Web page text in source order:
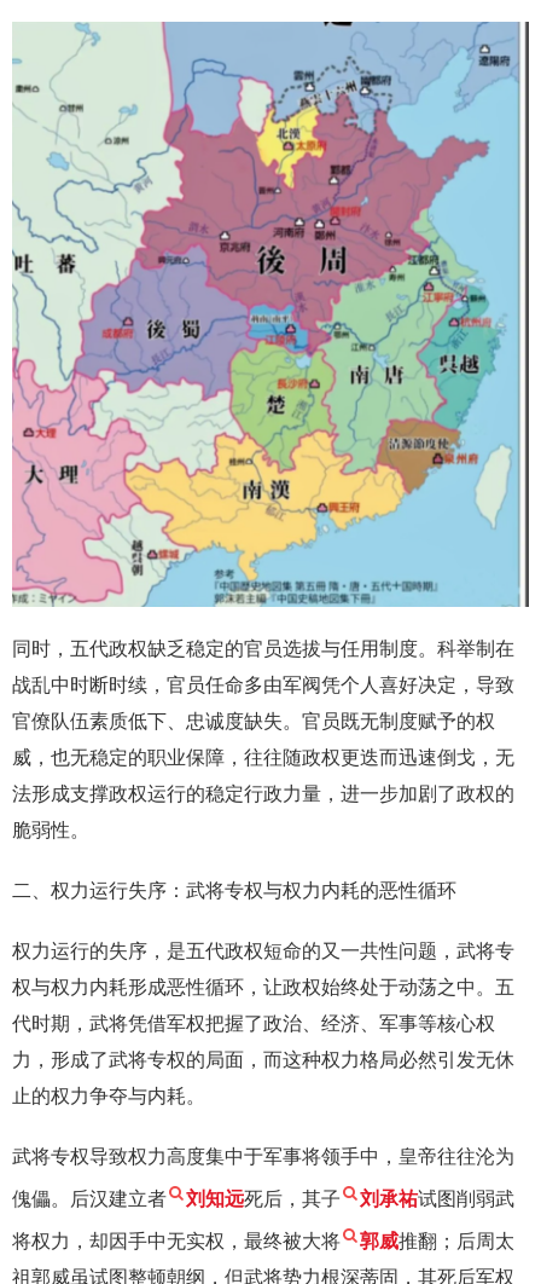
同时，五代政权缺乏稳定的官员选拔与任用制度。科举制在
战乱中时断时续，官员任命多由军阀凭个人喜好决定，导致
官僚队伍素质低下、忠诚度缺失。官员既无制度赋予的权
威，也无稳定的职业保障，往往随政权更迭而迅速倒戈，无
法形成支撑政权运行的稳定行政力量，进一步加剧了政权的
脆弱性。
二、权力运行失序：武将专权与权力内耗的恶性循环
权力运行的失序，是五代政权短命的又一共性问题，武将专
权与权力内耗形成恶性循环，让政权始终处于动荡之中。五
代时期，武将凭借军权把握了政治、经济、军事等核心权
力，形成了武将专权的局面，而这种权力格局必然引发无休
止的权力争夺与内耗。
武将专权导致权力高度集中于军事将领手中，皇帝往往沦为
傀儡。后汉建立者 刘知远死后，其子 刘承祐试图削弱武
将权力，却因手中无实权，最终被大将 郭威推翻；后周太
祖郭威虽试图整顿朝纲，但武将势力根深蒂固，其死后军权